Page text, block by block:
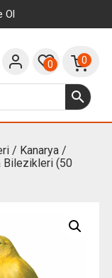
Ol
0 0
/ Kanarya /
Bilezikleri (50